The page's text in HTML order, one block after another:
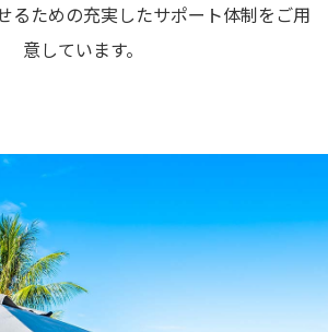
るための充実したサポート体制をご用
意しています。